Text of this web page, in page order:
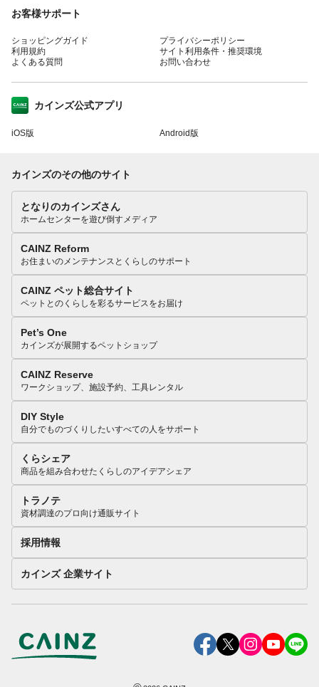
お客様サポート
ショッピングガイド
利用規約
よくある質問
プライバシーポリシー
サイト利用条件・推奨環境
お問い合わせ
カインズ公式アプリ
iOS版 Android版
カインズのその他のサイト
となりのカインズさん
ホームセンターを遊び倒すメディア
CAINZ Reform
お住まいのメンテナンスとくらしのサポート
CAINZ ペット総合サイト
ペットとのくらしを彩るサービスをお届け
Pet’s One
カインズが展開するペットショップ
CAINZ Reserve
ワークショップ、施設予約、工具レンタル
DIY Style
自分でものづくりしたいすべての人をサポート
くらシェア
商品を組み合わせたくらしのアイデアシェア
トラノテ
資材調達のプロ向け通販サイト
採用情報
カインズ 企業サイト